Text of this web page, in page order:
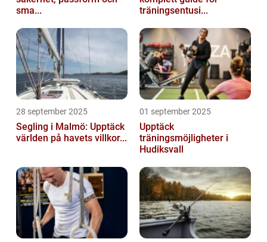
sma...
träningsentusi...
28 september 2025
Segling i Malmö: Upptäck
världen på havets villkor...
01 september 2025
Upptäck
träningsmöjligheter i
Hudiksvall